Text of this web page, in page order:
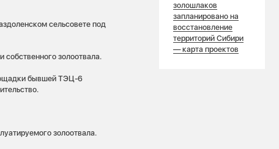
сельсовете под
золоотвала.
бывшей ТЭЦ-6
золоотвала.
золошлаков
запланировано на
восстановление
территорий Сибири
— карта проектов